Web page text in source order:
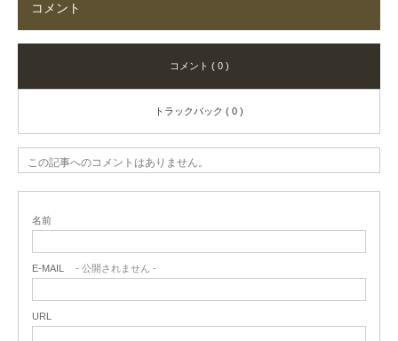
コメント
コメント ( 0 )
トラックバック ( 0 )
この記事へのコメントはありません。
名前
E-MAIL - 公開されません -
URL